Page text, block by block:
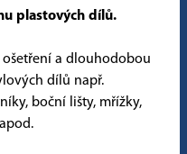
plastových dílů.
a dlouhodobou
dílů např.
boční lišty, mřížky,